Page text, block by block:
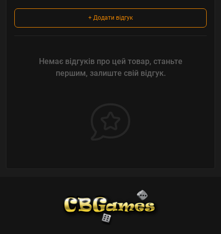
+ Додати відгук
Немає відгуків про цей товар, станьте
першим, залиште свій відгук.